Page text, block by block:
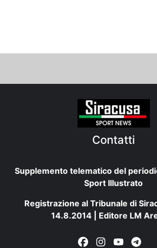
Contatti
Supplemento telematico del
Sport Illustrato
Registrazione al Tribunale di
14.8.2014 | Editore LM